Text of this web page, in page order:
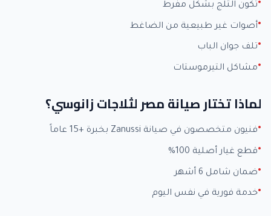
تكون الثلج بشكل مفرط
أصوات غير طبيعية من الضاغط
تلف جوان الباب
مشاكل التيرموستات
لماذا تختار صيانة مصر لثلاجات زانوسي؟
فنيون متخصصون في صيانة Zanussi بخبرة +15 عاماً
قطع غيار أصلية 100%
ضمان شامل 6 أشهر
خدمة فورية في نفس اليوم